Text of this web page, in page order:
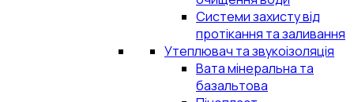
Системи захисту від
протікання та заливання
Утеплювач та звукоізоляція
Вата мінеральна та
базальтова